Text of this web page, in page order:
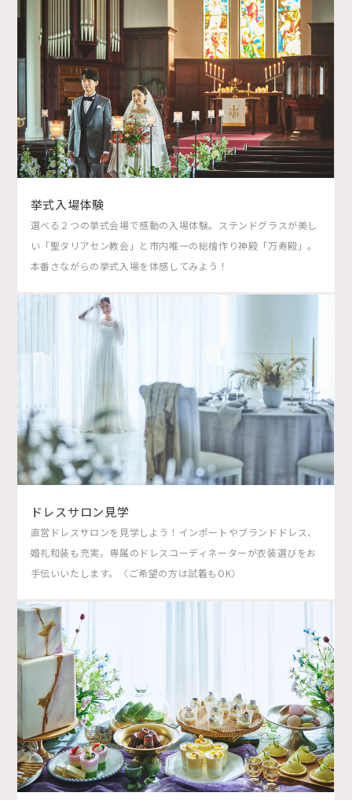
挙式入場体験
選べる２つの挙式会場で感動の入場体験。ステンドグラスが美し
い「聖タリアセン教会」と市内唯一の総檜作り神殿「万寿殿」。
本番さながらの挙式入場を体感してみよう！
ドレスサロン見学
直営ドレスサロンを見学しよう！インポートやブランドドレス、
婚礼和装も充実。専属のドレスコーディネーターが衣装選びをお
手伝いいたします。〈ご希望の方は試着もOK〉